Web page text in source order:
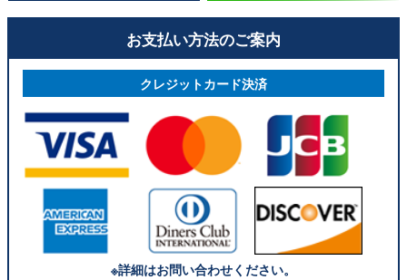
お支払い方法のご案内
クレジットカード決済
※詳細はお問い合わせください。